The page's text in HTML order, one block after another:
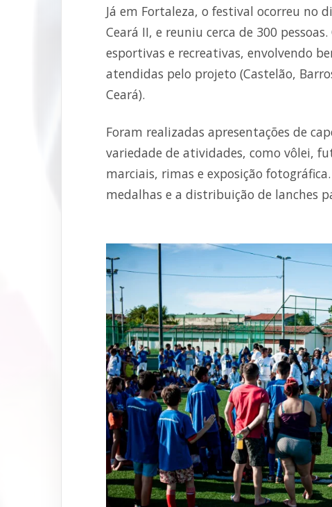
Já em Fortaleza, o festival ocorreu no
Ceará II, e reuniu cerca de 300
esportivas e recreativas, envolvendo
atendidas pelo projeto (Castelão,
Ceará).
Foram realizadas apresentações de
variedade de atividades, como vôlei,
marciais, rimas e exposição
medalhas e a distribuição de lanches